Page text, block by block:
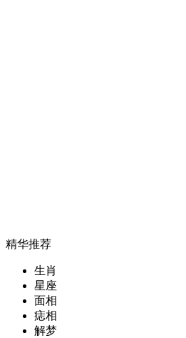
精华推荐
生肖
星座
面相
痣相
解梦